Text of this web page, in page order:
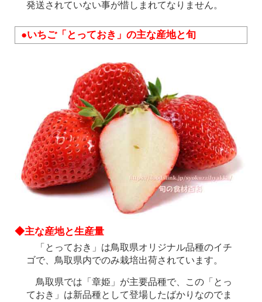
発送されていない事が惜しまれてなりません。
●いちご「とっておき」の主な産地と旬
◆主な産地と生産量
「とっておき」は鳥取県オリジナル品種のイチ
ゴで、鳥取県内でのみ栽培出荷されています。
鳥取県では「章姫」が主要品種で、この「とっ
ておき」は新品種として登場したばかりなのでま